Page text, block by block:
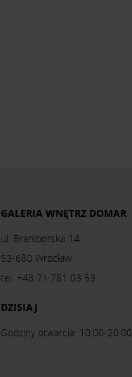
GALERIA WNĘTRZ DOMAR
ul. Braniborska 14
53-680 Wrocław
tel. +48 71 781 03 53
DZISIAJ
Godziny otwarcia: 10:00-20:00